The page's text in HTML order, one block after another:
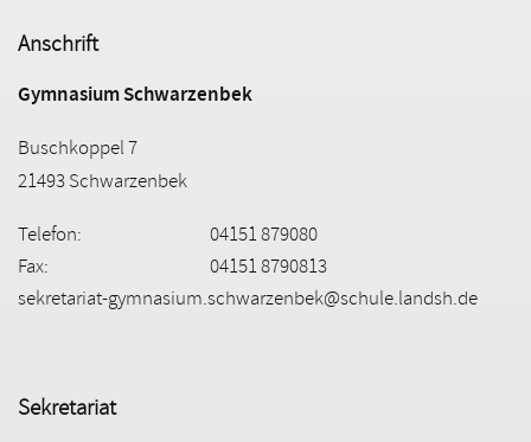
Anschrift
Gymnasium Schwarzenbek
Buschkoppel 7
21493 Schwarzenbek
Telefon:
04151 879080
Fax:
04151 8790813
sekretariat-gymnasium.schwarzenbek@schule.landsh.de
Sekretariat